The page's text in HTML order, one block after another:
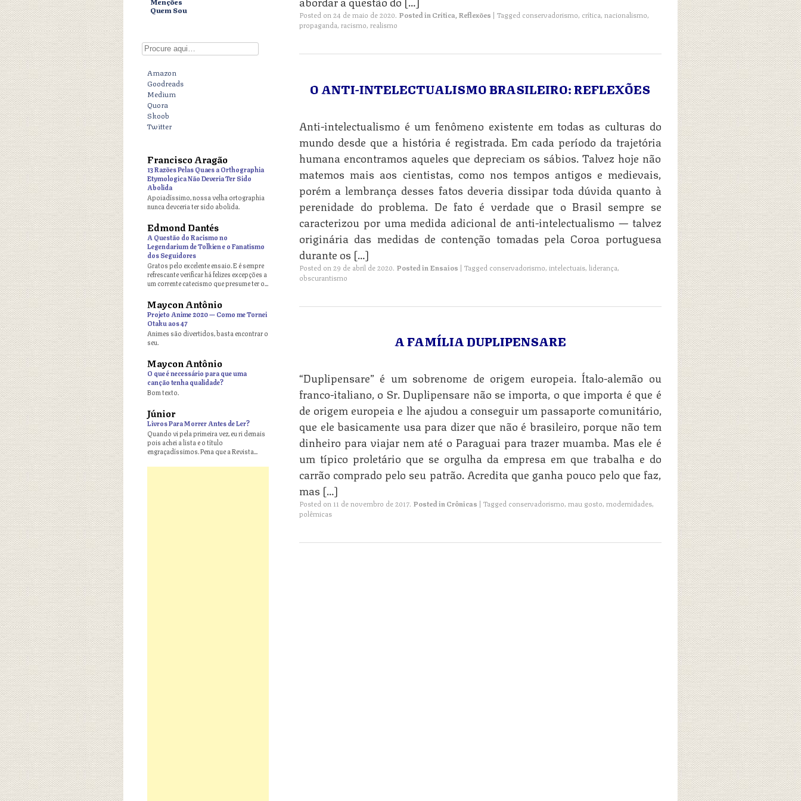
Quem Sou Posted on24 de maio de 2020. Posted inCrítica,Reflexões | Tagged conservadorismo, crítica, nacionalismo,
propaganda, racismo, realismo
O ANTI-INTELECTUALISMO BRASILEIRO: REFLEXÕES
Anti-intelectualismo é um fenômeno existente em todas as culturas do
mundo desde que a história é registrada. Em cada período da trajetória
humana encontramos aqueles que depreciam os sábios. Talvez hoje não
matemos mais aos cientistas, como nos tempos antigos e medievais,
porém a lembrança desses fatos deveria dissipar toda dúvida quanto à
perenidade do problema. De fato é verdade que o Brasil sempre se
caracterizou por uma medida adicional de anti-intelectualismo — talvez
originária das medidas de contenção tomadas pela Coroa portuguesa
durante os […]
Posted on 29 de abril de 2020. Posted in Ensaios | Tagged conservadorismo, intelectuais, liderança,
obscurantismo
A FAMÍLIA DUPLIPENSARE
“Duplipensare” é um sobrenome de origem europeia. Ítalo-alemão ou
franco-italiano, o Sr. Duplipensare não se importa, o que importa é que é
de origem europeia e lhe ajudou a conseguir um passaporte comunitário,
que ele basicamente usa para dizer que não é brasileiro, porque não tem
dinheiro para viajar nem até o Paraguai para trazer muamba. Mas ele é
um típico proletário que se orgulha da empresa em que trabalha e do
carrão comprado pelo seu patrão. Acredita que ganha pouco pelo que faz,
mas […]
Posted on 11 de novembro de 2017. Posted inCrônicas | Tagged conservadorismo, mau gosto, modernidades,
polêmicas
Digite aqui
Amazon
Goodreads
Medium
Quora
Skoob
Twitter
Francisco Aragão
13 Razões Pelas Quaes a Orthographia
Etymologica Não Deveria Ter Sido
Abolida
Apoiadíssimo, nossa velha ortographia
nunca devceria ter sido abolida.
Edmond Dantés
A Questão do Racismo no
Legendarium de Tolkien e o Fanatismo
dos Seguidores
Gratos pelo excelente ensaio. E é sempre
refrescante verificar há felizes excepções a
um corrente catecismo que presume ter o...
Maycon Antônio
Projeto Anime 2020 — Como me Tornei
Otaku aos 47
Animes são divertidos, basta encontrar o
seu.
Maycon Antônio
O que é necessário para que uma
canção tenha qualidade?
Bom texto.
Júnior
Livros Para Morrer Antes de Ler?
Quando vi pela primeira vez, eu ri demais
pois achei a lista e o título
engraçadíssimos. Pena que a Revista...